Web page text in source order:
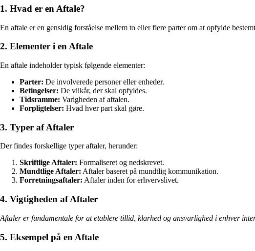
1. Hvad er en Aftale?
En aftale er en gensidig forståelse mellem to eller flere parter om at opfylde
2. Elementer i en Aftale
En aftale indeholder typisk følgende elementer:
Parter: De involverede personer eller enheder.
Betingelser: De vilkår, der skal opfyldes.
Tidsramme: Varigheden af aftalen.
Forpligtelser: Hvad hver part skal gøre.
3. Typer af Aftaler
Der findes forskellige typer aftaler, herunder:
Skriftlige Aftaler: Formaliseret og nedskrevet.
Mundtlige Aftaler: Aftaler baseret på mundtlig kommunikation.
Forretningsaftaler: Aftaler inden for erhvervslivet.
4. Vigtigheden af Aftaler
Aftaler er fundamentale for at etablere tillid, klarhed og ansvarlighed i enhver
5. Eksempel på en Aftale